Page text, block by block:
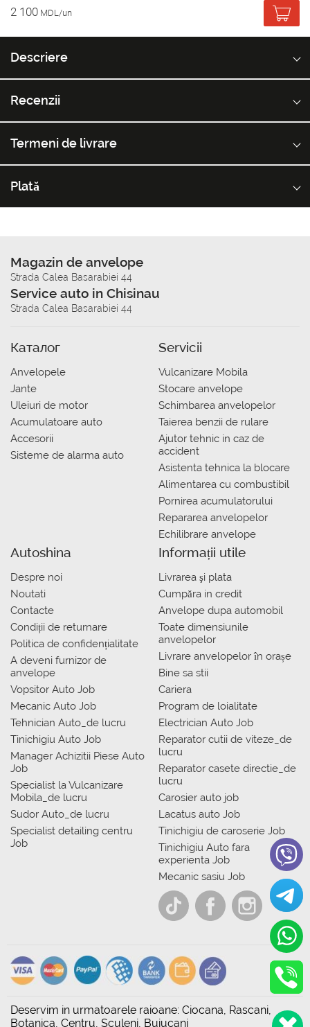
2 100 MDL/un
Descriere
Recenzii
Termeni de livrare
Plată
Magazin de anvelope
Strada Calea Basarabiei 44
Service auto in Chisinau
Strada Calea Basarabiei 44
Каталог
Anvelopele
Jante
Uleiuri de motor
Acumulatoare auto
Accesorii
Sisteme de alarma auto
Servicii
Vulcanizare Mobila
Stocare anvelope
Schimbarea anvelopelor
Taierea benzii de rulare
Ajutor tehnic in caz de
accident
Asistenta tehnica la blocare
Alimentarea cu combustibil
Pornirea acumulatorului
Repararea anvelopelor
Echilibrare anvelope
Autoshina
Despre noi
Noutati
Contacte
Condiții de returnare
Politica de confidențialitate
A deveni furnizor de
anvelope
Vopsitor Auto Job
Mecanic Auto Job
Tehnician Auto_de lucru
Tinichigiu Auto Job
Manager Achizitii Piese Auto
Job
Specialist la Vulcanizare
Mobila_de lucru
Sudor Auto_de lucru
Specialist detailing centru
Job
Informații utile
Livrarea şi plata
Сumpăra in credit
Anvelope dupa automobil
Toate dimensiunile
anvelopelor
Livrare anvelopelor în orașe
Bine sa stii
Cariera
Program de loialitate
Electrician Auto Job
Reparator cutii de viteze_de
lucru
Reparator casete directie_de
lucru
Carosier auto job
Lacatus auto Job
Tinichigiu de caroserie Job
Tinichigiu Auto fara
experienta Job
Mecanic sasiu Job
Deservim in urmatoarele raioane: Ciocana, Rascani,
Botanica, Centru, Sculeni, Buiucani